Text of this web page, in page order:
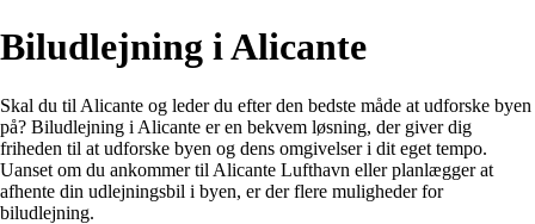
Biludlejning i Alicante
Skal du til Alicante og leder du efter den bedste måde at udforske byen
på? Biludlejning i Alicante er en bekvem løsning, der giver dig
friheden til at udforske byen og dens omgivelser i dit eget tempo.
Uanset om du ankommer til Alicante Lufthavn eller planlægger at
afhente din udlejningsbil i byen, er der flere muligheder for
biludlejning.